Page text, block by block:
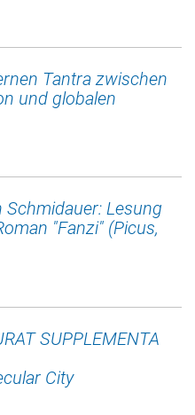
Tantra zwischen
und globalen
Lesung
"Fanzi" (Picus,
SUPPLEMENTA
City